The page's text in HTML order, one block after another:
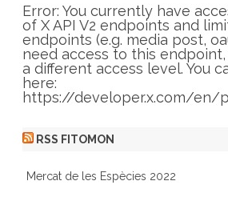
r
i
e
s
Error: You currently have
of X API V2 endpoints and
endpoints (e.g. media post,
need access to this
a different access level. You
here:
https://developer.x.com/
RSS FITOMON
Mercat de les Espècies 2022